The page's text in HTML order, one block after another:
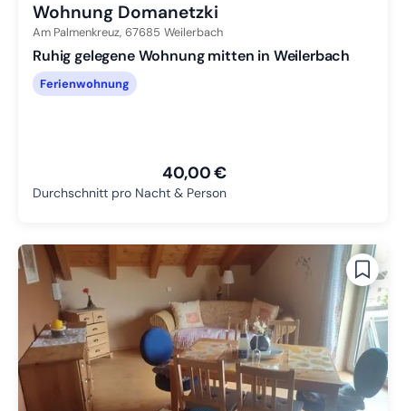
Wohnung Domanetzki
Am Palmenkreuz, 67685 Weilerbach
Ruhig gelegene Wohnung mitten in Weilerbach
Ferienwohnung
40,00 €
Durchschnitt pro Nacht & Person